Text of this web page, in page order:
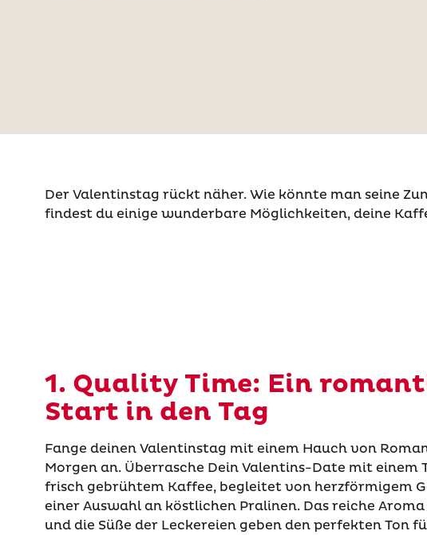
Der Valentinstag rückt näher. Wie könnte man seine
findest du einige wunderbare Möglichkeiten, deine
1. Quality Time: Ein
Start in den Tag
Fange deinen Valentinstag mit einem Hauch von
Morgen an. Überrasche Dein Valentins-Date mit einem
frisch gebrühtem Kaffee, begleitet von herzförmigem
einer Auswahl an köstlichen Pralinen. Das reiche Aroma
und die Süße der Leckereien geben den perfekten Ton